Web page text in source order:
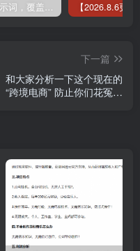
AI全套提示词，覆盖微头条、小说、短视频脚本等32+创作场景
下一篇
和大家分析一下这个现在的
“跨境电商” 防止你们花冤枉